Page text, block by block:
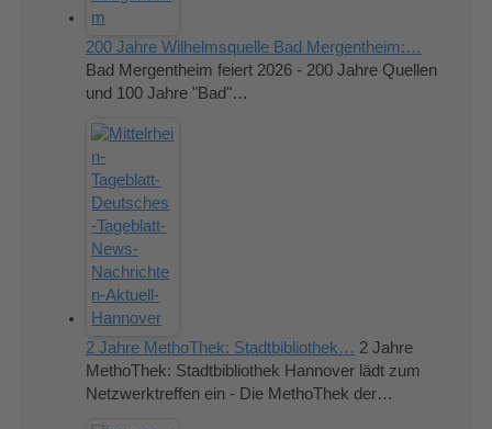
200 Jahre Wilhelmsquelle Bad Mergentheim:…
Bad Mergentheim feiert 2026 - 200 Jahre Quellen
und 100 Jahre "Bad"…
2 Jahre MethoThek: Stadtbibliothek… 2 Jahre
MethoThek: Stadtbibliothek Hannover lädt zum
Netzwerktreffen ein - Die MethoThek der…